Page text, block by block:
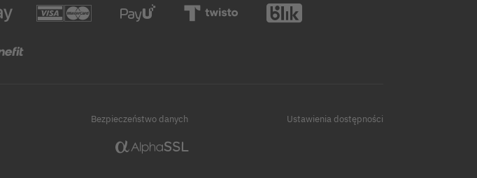
Bezpieczeństwo danych Ustawienia dostępności